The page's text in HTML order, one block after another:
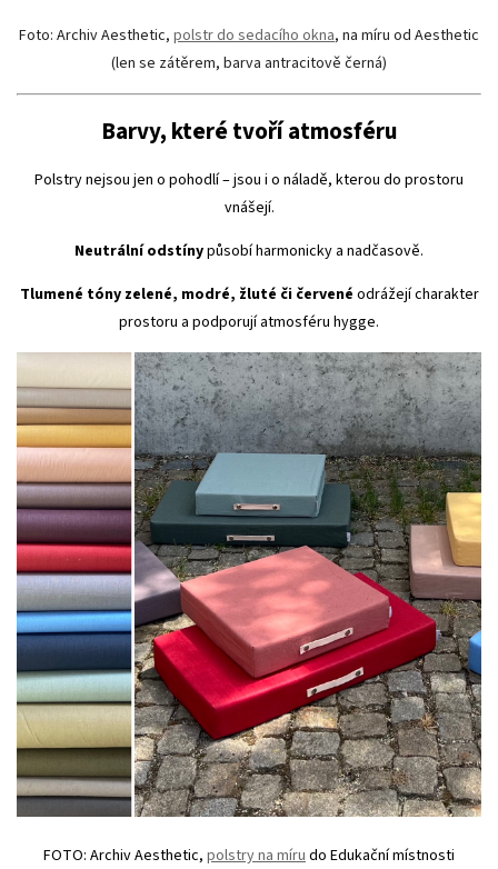
Foto: Archiv Aesthetic, polstr do sedacího okna, na míru od Aesthetic
(len se zátěrem, barva antracitově černá)
Barvy, které tvoří atmosféru
Polstry nejsou jen o pohodlí – jsou i o náladě, kterou do prostoru
vnášejí.
Neutrální odstínypůsobí harmonicky a nadčasově.
Tlumené tóny zelené, modré, žluté či červené odrážejí charakter
prostoru a podporují atmosféru hygge.
FOTO: Archiv Aesthetic, polstry na mírudo Edukační místnosti